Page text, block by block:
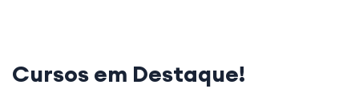
Cursos em Destaque!